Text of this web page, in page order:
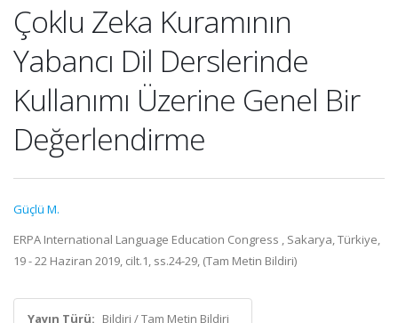
Çoklu Zeka Kuramının
Yabancı Dil Derslerinde
Kullanımı Üzerine Genel Bir
Değerlendirme
Güçlü M.
ERPA International Language Education Congress , Sakarya, Türkiye,
19 - 22 Haziran 2019, cilt.1, ss.24-29, (Tam Metin Bildiri)
Yayın Türü: Bildiri / Tam Metin Bildiri